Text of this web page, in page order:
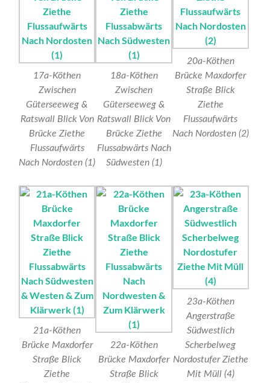
17a-Köthen
Zwischen
Güterseeweg &
Ratswall Blick Von
Brücke Ziethe
Flussaufwärts
Nach Nordosten (1)
18a-Köthen
Zwischen
Güterseeweg &
Ratswall Blick Von
Brücke Ziethe
Flussabwärts Nach
Südwesten (1)
20a-Köthen
Brücke Maxdorfer
Straße Blick
Ziethe
Flussaufwärts
Nach Nordosten (2)
21a-Köthen
Brücke Maxdorfer
Straße Blick
Ziethe
22a-Köthen
Brücke Maxdorfer
Straße Blick
23a-Köthen
Angerstraße
Südwestlich
Scherbelweg
Nordostufer Ziethe
Mit Müll (4)